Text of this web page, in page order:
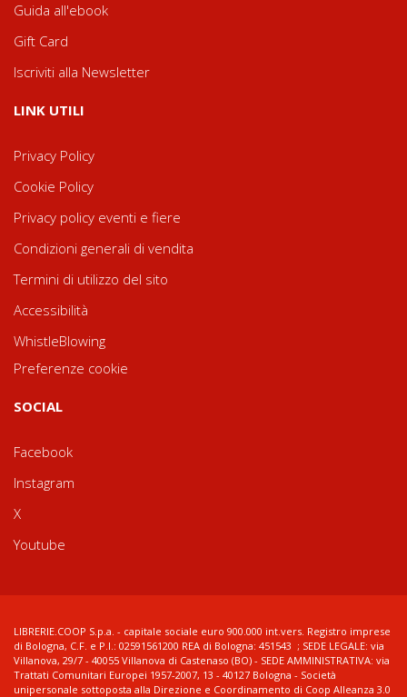
Guida all'ebook
Gift Card
Iscriviti alla Newsletter
LINK UTILI
Privacy Policy
Cookie Policy
Privacy policy eventi e fiere
Condizioni generali di vendita
Termini di utilizzo del sito
Accessibilità
WhistleBlowing
Preferenze cookie
SOCIAL
Facebook
Instagram
X
Youtube
LIBRERIE.COOP S.p.a. - capitale sociale euro 900.000 int.vers. Registro imprese
di Bologna, C.F. e P.I.: 02591561200 REA di Bologna: 451543 ; SEDE LEGALE: via
Villanova, 29/7 - 40055 Villanova di Castenaso (BO) - SEDE AMMINISTRATIVA: via
Trattati Comunitari Europei 1957-2007, 13 - 40127 Bologna - Società
unipersonale sottoposta alla Direzione e Coordinamento di Coop Alleanza 3.0